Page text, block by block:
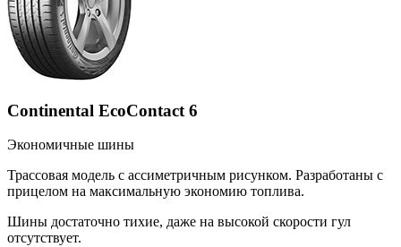
Continental EcoContact 6
Экономичные шины
Трассовая модель с ассиметричным рисунком. Разработаны с
прицелом на максимальную экономию топлива.
Шины достаточно тихие, даже на высокой скорости гул
отсутствует.